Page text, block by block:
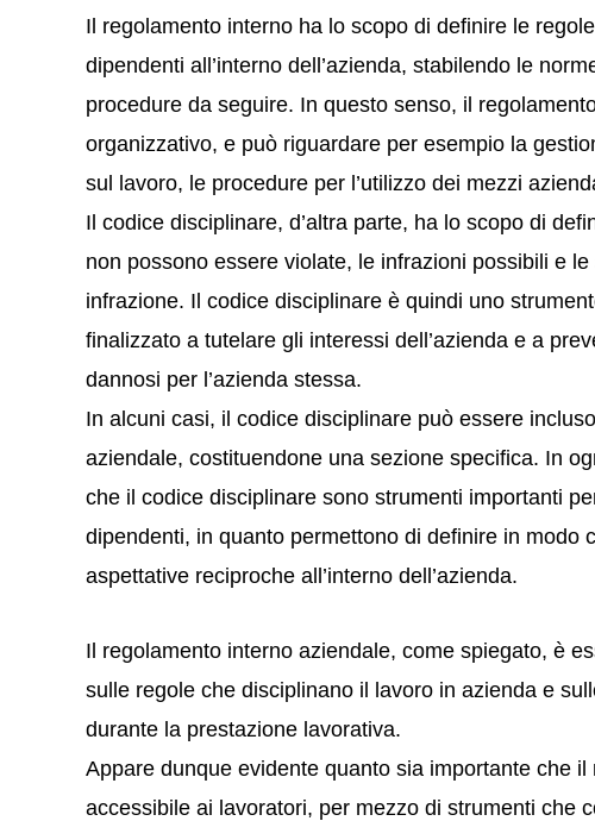
Il regolamento interno ha lo scopo di definire le
dipendenti all’interno dell’azienda, stabilendo le
procedure da seguire. In questo senso, il
organizzativo, e può riguardare per esempio la
sul lavoro, le procedure per l’utilizzo dei mezzi
Il codice disciplinare, d’altra parte, ha lo scopo di
non possono essere violate, le infrazioni possibili e
infrazione. Il codice disciplinare è quindi uno
finalizzato a tutelare gli interessi dell’azienda e a
dannosi per l’azienda stessa.
In alcuni casi, il codice disciplinare può essere
aziendale, costituendone una sezione specifica. In
che il codice disciplinare sono strumenti importanti
dipendenti, in quanto permettono di definire in modo
aspettative reciproche all’interno dell’azienda.
Il regolamento interno aziendale, come spiegato, è
sulle regole che disciplinano il lavoro in azienda e
durante la prestazione lavorativa.
Appare dunque evidente quanto sia importante che
accessibile ai lavoratori, per mezzo di strumenti che